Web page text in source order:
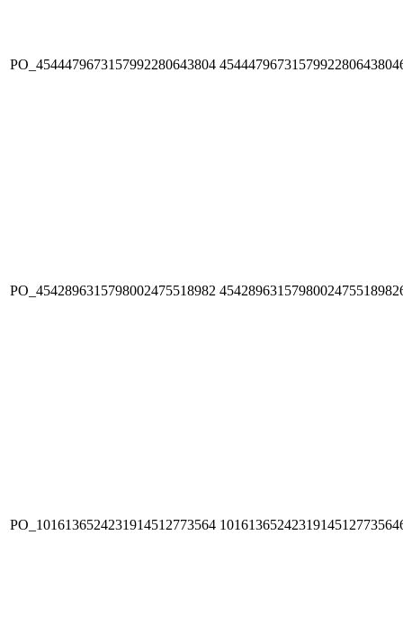
PO_4544479673157992280643804
PO_4542896315798002475518982
PO_1016136524231914512773564